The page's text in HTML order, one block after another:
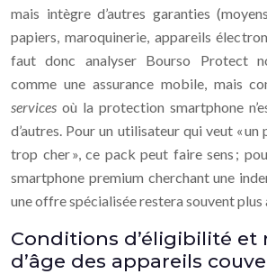
mais intègre d’autres garanties
papiers, maroquinerie, appareils
faut donc analyser Bourso Protect
comme une assurance mobile, mais
services où la protection smartphone
d’autres. Pour un utilisateur qui veut «
trop cher », ce pack peut faire sens ;
smartphone premium cherchant une
une offre spécialisée restera souvent plus
Conditions d’éligibilité et
d’âge des appareils